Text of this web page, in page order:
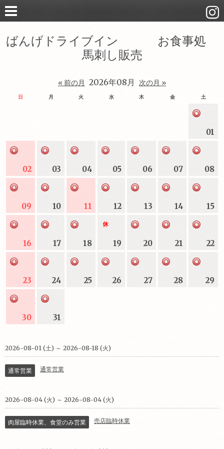
ばんげドライブイン お食事処
馬刺し販売
« 前の月 2026年08月 次の月 »
日 月 火 水 木 金 土
01
02 03 04 05 06 07 08
09 10 11 12 13 14 15
16 17 18 19 20 21 22
23 24 25 26 27 28 29
30 31
2026-08-01 (土) ～ 2026-08-18 (火)
通常営業 通常営業
2026-08-04 (火) ～ 2026-08-04 (火)
肉屋臨時休業、食堂のみ営業 売店臨時休業